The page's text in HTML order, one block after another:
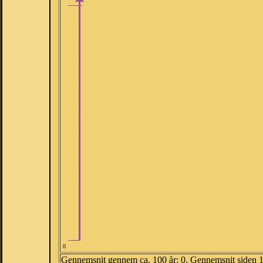
0
Gennemsnit gennem ca. 100 år: 0. Gennemsnit siden